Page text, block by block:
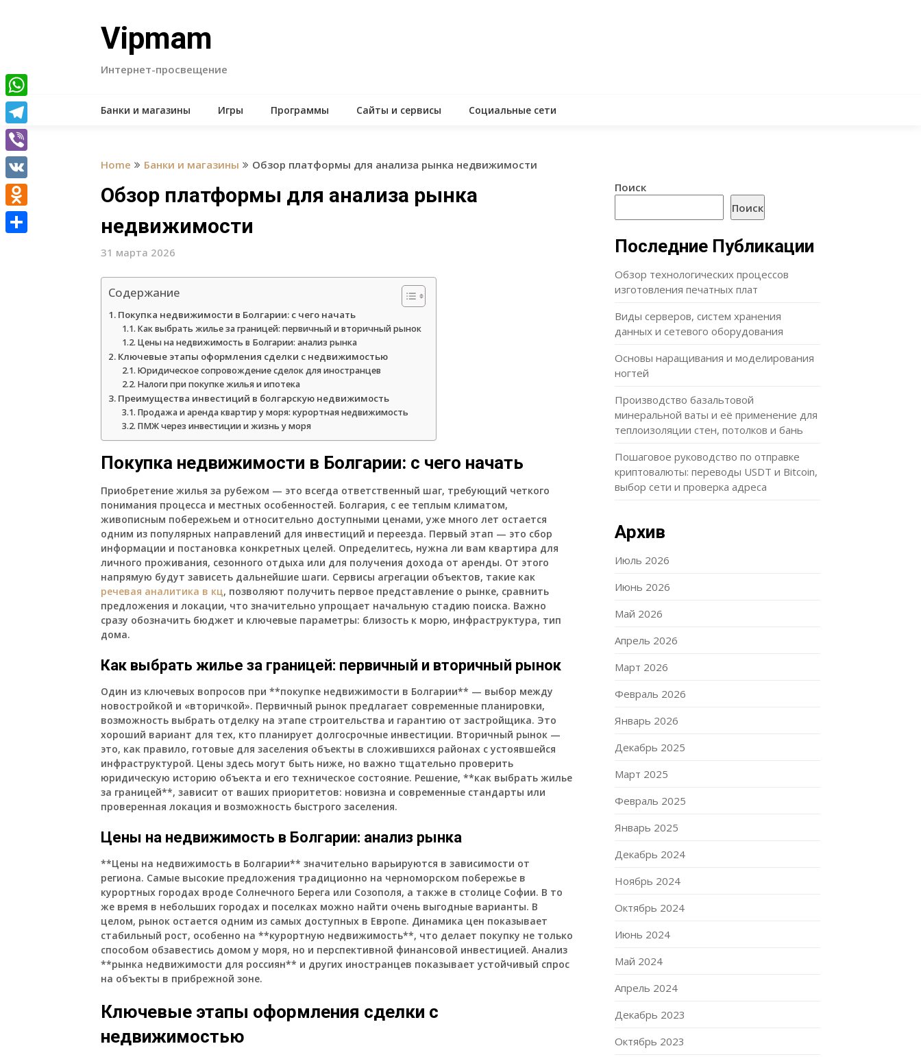
Vipmam
Интернет-просвещение
Банки и магазины Игры Программы Сайты и сервисы Социальные сети
Home Банки и магазины Обзор платформы для анализа рынка недвижимости
Обзор платформы для анализа рынка
недвижимости
31 марта 2026
Содержание
Покупка недвижимости в Болгарии: с чего начать
Как выбрать жилье за границей: первичный и вторичный рынок
Цены на недвижимость в Болгарии: анализ рынка
Ключевые этапы оформления сделки с недвижимостью
Юридическое сопровождение сделок для иностранцев
Налоги при покупке жилья и ипотека
Преимущества инвестиций в болгарскую недвижимость
Продажа и аренда квартир у моря: курортная недвижимость
ПМЖ через инвестиции и жизнь у моря
Покупка недвижимости в Болгарии: с чего начать
Приобретение жилья за рубежом — это всегда ответственный шаг, требующий четкого
понимания процесса и местных особенностей. Болгария, с ее теплым климатом,
живописным побережьем и относительно доступными ценами, уже много лет остается
одним из популярных направлений для инвестиций и переезда. Первый этап — это сбор
информации и постановка конкретных целей. Определитесь, нужна ли вам квартира для
личного проживания, сезонного отдыха или для получения дохода от аренды. От этого
напрямую будут зависеть дальнейшие шаги. Сервисы агрегации объектов, такие как
речевая аналитика в кц, позволяют получить первое представление о рынке, сравнить
предложения и локации, что значительно упрощает начальную стадию поиска. Важно
сразу обозначить бюджет и ключевые параметры: близость к морю, инфраструктура, тип
дома.
Как выбрать жилье за границей: первичный и вторичный рынок
Один из ключевых вопросов при **покупке недвижимости в Болгарии** — выбор между
новостройкой и «вторичкой». Первичный рынок предлагает современные планировки,
возможность выбрать отделку на этапе строительства и гарантию от застройщика. Это
хороший вариант для тех, кто планирует долгосрочные инвестиции. Вторичный рынок —
это, как правило, готовые для заселения объекты в сложившихся районах с устоявшейся
инфраструктурой. Цены здесь могут быть ниже, но важно тщательно проверить
юридическую историю объекта и его техническое состояние. Решение, **как выбрать жилье
за границей**, зависит от ваших приоритетов: новизна и современные стандарты или
проверенная локация и возможность быстрого заселения.
Цены на недвижимость в Болгарии: анализ рынка
**Цены на недвижимость в Болгарии** значительно варьируются в зависимости от
региона. Самые высокие предложения традиционно на черноморском побережье в
курортных городах вроде Солнечного Берега или Созополя, а также в столице Софии. В то
же время в небольших городах и поселках можно найти очень выгодные варианты. В
целом, рынок остается одним из самых доступных в Европе. Динамика цен показывает
стабильный рост, особенно на **курортную недвижимость**, что делает покупку не только
способом обзавестись домом у моря, но и перспективной финансовой инвестицией. Анализ
**рынка недвижимости для россиян** и других иностранцев показывает устойчивый спрос
на объекты в прибрежной зоне.
Ключевые этапы оформления сделки с
недвижимостью
Поиск
Поиск
Последние Публикации
Обзор технологических процессов
изготовления печатных плат
Виды серверов, систем хранения
данных и сетевого оборудования
Основы наращивания и моделирования
ногтей
Производство базальтовой
минеральной ваты и её применение для
теплоизоляции стен, потолков и бань
Пошаговое руководство по отправке
криптовалюты: переводы USDT и Bitcoin,
выбор сети и проверка адреса
Архив
Июль 2026
Июнь 2026
Май 2026
Апрель 2026
Март 2026
Февраль 2026
Январь 2026
Декабрь 2025
Март 2025
Февраль 2025
Январь 2025
Декабрь 2024
Ноябрь 2024
Октябрь 2024
Июнь 2024
Май 2024
Апрель 2024
Декабрь 2023
Октябрь 2023
WhatsApp
Telegram
Viber
VK
Odnoklassniki